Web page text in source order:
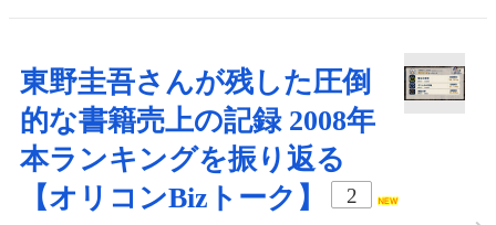
東野圭吾さんが残した圧倒
的な書籍売上の記録 2008年
本ランキングを振り返る
【オリコンBizトーク】
2